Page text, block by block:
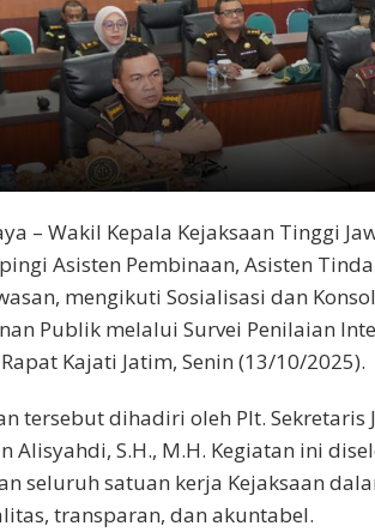
– Wakil Kepala Kejaksaan Tinggi
Asisten Pembinaan, Asisten
mengikuti Sosialisasi dan
Publik melalui Survei Penilaian
Kajati Jatim, Senin (13/10/2025).
tersebut dihadiri oleh Plt. Sekretaris
Alisyahdi, S.H., M.H. Kegiatan ini
seluruh satuan kerja Kejaksaan
transparan, dan akuntabel.